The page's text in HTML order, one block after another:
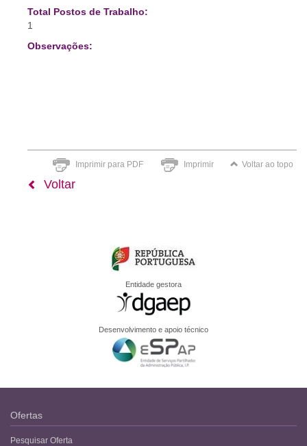
Total Postos de Trabalho:
1
Observações:
Imprimir para PDF Imprimir Voltar ao topo
Voltar
Entidade gestora
Desenvolvimento e apoio técnico
Ofertas
Pesquisar Oferta